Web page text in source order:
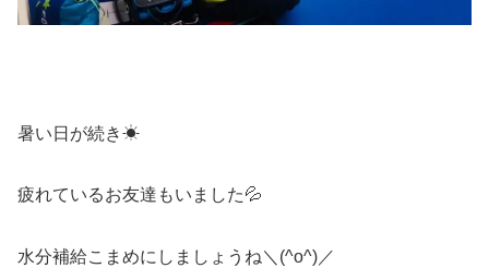
暑い日が続き☀
疲れているお友達もいました💦
水分補給こまめにしましょうね＼(^o^)／